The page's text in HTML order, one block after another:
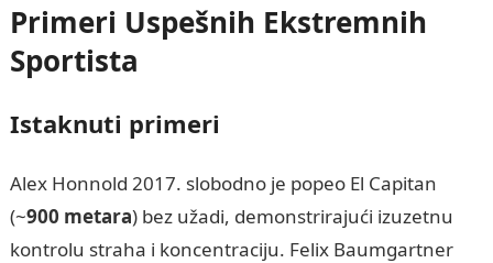
Primeri Uspešnih Ekstremnih
Sportista
Istaknuti primeri
Alex Honnold 2017. slobodno je popeo El Capitan
(~900 metara) bez užadi, demonstrirajući izuzetnu
kontrolu straha i koncentraciju. Felix Baumgartner